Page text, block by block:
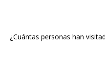
¿Cuántas personas han